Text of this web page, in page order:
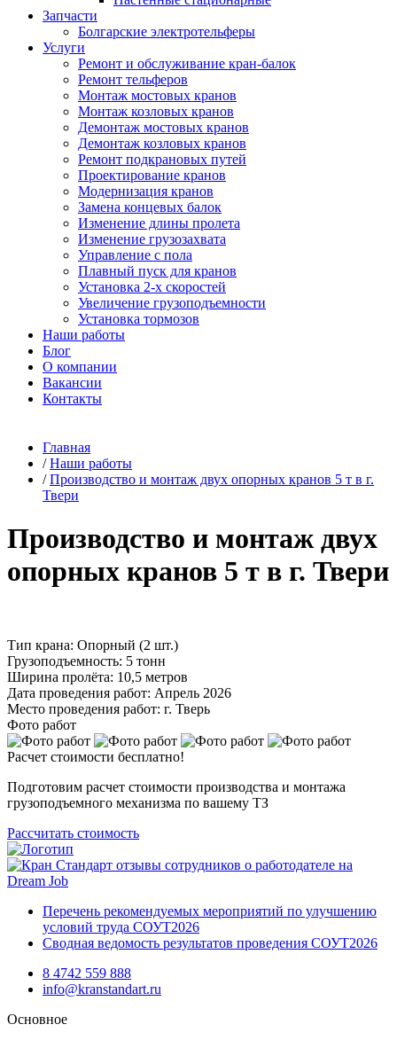
Запчасти
Болгарские электротельферы
Услуги
Ремонт и обслуживание кран-балок
Ремонт тельферов
Монтаж мостовых кранов
Монтаж козловых кранов
Демонтаж мостовых кранов
Демонтаж козловых кранов
Ремонт подкрановых путей
Проектирование кранов
Модернизация кранов
Замена концевых балок
Изменение длины пролета
Изменение грузозахвата
Управление с пола
Плавный пуск для кранов
Установка 2-х скоростей
Увеличение грузоподъемности
Установка тормозов
Наши работы
Блог
О компании
Вакансии
Контакты
Главная
/Наши работы
/Производство и монтаж двух опорных кранов 5 т в г.
Твери
Производство и монтаж двух
опорных кранов 5 т в г. Твери
Тип крана: Опорный (2 шт.)
Грузоподъемность: 5 тонн
Ширина пролёта: 10,5 метров
Дата проведения работ: Апрель 2026
Место проведения работ: г. Тверь
Фото работ
Расчет стоимости бесплатно!
Подготовим расчет стоимости производства и монтажа
грузоподъемного механизма по вашему ТЗ
Рассчитать стоимость
Перечень рекомендуемых мероприятий по улучшению
условий труда СОУТ2026
Сводная ведомость результатов проведения СОУТ2026
8 4742 559 888
info@kranstandart.ru
Основное